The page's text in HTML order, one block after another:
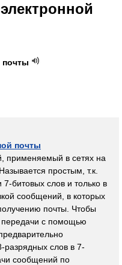
почты
почты
применяемый в сетях на
простым, т.к.
битовых слов и только в
сообщений, в которых
почты. Чтобы
передачи с помощью
разрядных слов в 7-
сообщений по